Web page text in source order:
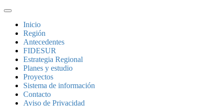
Inicio
Región
Antecedentes
FIDESUR
Estrategia Regional
Planes y estudio
Proyectos
Sistema de información
Contacto
Aviso de Privacidad